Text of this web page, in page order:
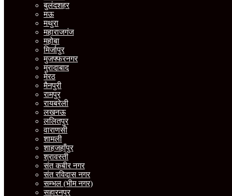
बुलंदशहर
मऊ
मथुरा
महाराजगंज
महोबा
मिर्जापुर
मुजफ्फरनगर
मुरादाबाद
मेरठ
मैनपुरी
रामपुर
रायबरेली
लखनऊ
ललितपुर
वाराणसी
शामली
शाहजहाँपुर
श्रावस्ती
संत कबीर नगर
संत रविदास नगर
सम्भल (भीम नगर)
सहारनपुर